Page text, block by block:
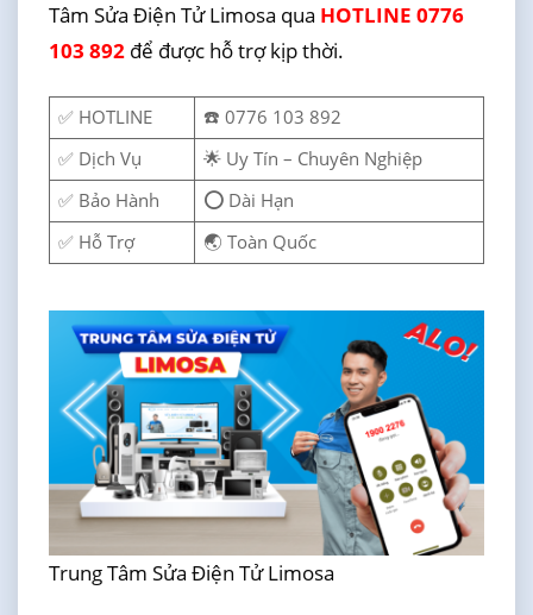
Tâm Sửa Điện Tử Limosa qua HOTLINE 0776
103 892để được hỗ trợ kịp thời.
✅ HOTLINE
☎️ 0776 103 892
✅ Dịch Vụ
🌟 Uy Tín – Chuyên Nghiệp
✅ Bảo Hành
⭕ Dài Hạn
✅ Hỗ Trợ
🌏 Toàn Quốc
Trung Tâm Sửa Điện Tử Limosa